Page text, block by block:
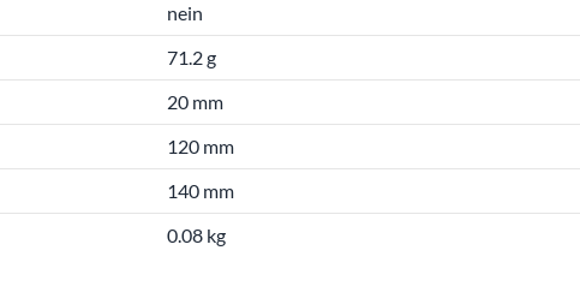
nein
71.2 g
20 mm
120 mm
140 mm
0.08 kg